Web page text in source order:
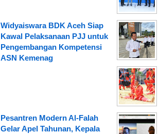
Widyaiswara BDK Aceh Siap
Kawal Pelaksanaan PJJ untuk
Pengembangan Kompetensi
ASN Kemenag
Pesantren Modern Al-Falah
Gelar Apel Tahunan, Kepala